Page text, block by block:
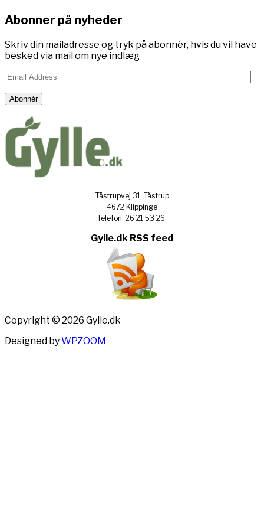
Abonner på nyheder
Skriv din mailadresse og tryk på abonnér, hvis du vil have
besked via mail om nye indlæg
Email
Abonnér
Tåstrupvej 31, Tåstrup
4672 Klippinge
Telefon: 26 21 53 26
Gylle.dk RSS feed
Copyright © 2026 Gylle.dk
Designed byWPZOOM